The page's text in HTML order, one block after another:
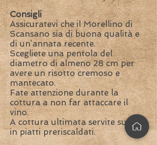
Consigli
Assicuratevi che il Morellino di
Scansano sia di buona qualità e
di un’annata recente.
Scegliete una pentola del
diametro di almeno 28 cm per
avere un risotto cremoso e
mantecato.
Fate attenzione durante la
cottura a non far attaccare il
vino.
A cottura ultimata servite subito
in piatti preriscaldati.